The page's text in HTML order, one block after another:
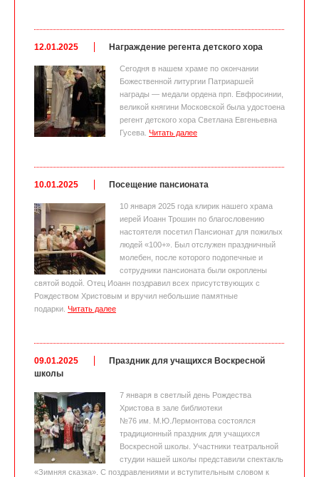
12.01.2025 Награждение регента детского хора
Сегодня в нашем храме по окончании
Божественной литургии Патриаршей
награды — медали ордена прп. Евфросинии,
великой княгини Московской была удостоена
регент детского хора Светлана Евгеньевна
Гусева. Читать далее
10.01.2025 Посещение пансионата
10 января 2025 года клирик нашего храма
иерей Иоанн Трошин по благословению
настоятеля посетил Пансионат для пожилых
людей «100+». Был отслужен праздничный
молебен, после которого подопечные и
сотрудники пансионата были окроплены
святой водой. Отец Иоанн поздравил всех присутствующих с
Рождеством Христовым и вручил небольшие памятные
подарки. Читать далее
09.01.2025
Праздник для учащихся Воскресной
школы
7 января в светлый день Рождества
Христова в зале библиотеки
№76 им. М.Ю.Лермонтова состоялся
традиционный праздник для учащихся
Воскресной школы. Участники театральной
студии нашей школы представили спектакль
«Зимняя сказка». С поздравлениями и вступительным словом к